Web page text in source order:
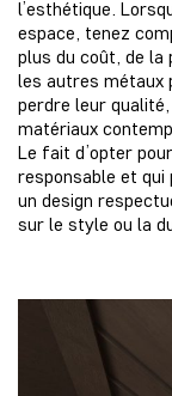
l’esthétique.
espace, tenez
plus du coût, de la
les autres métaux
perdre leur
matériaux
Le fait d’opter
responsable et
un design
sur le style ou la